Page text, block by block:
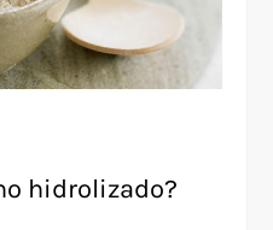
hidrolizado?